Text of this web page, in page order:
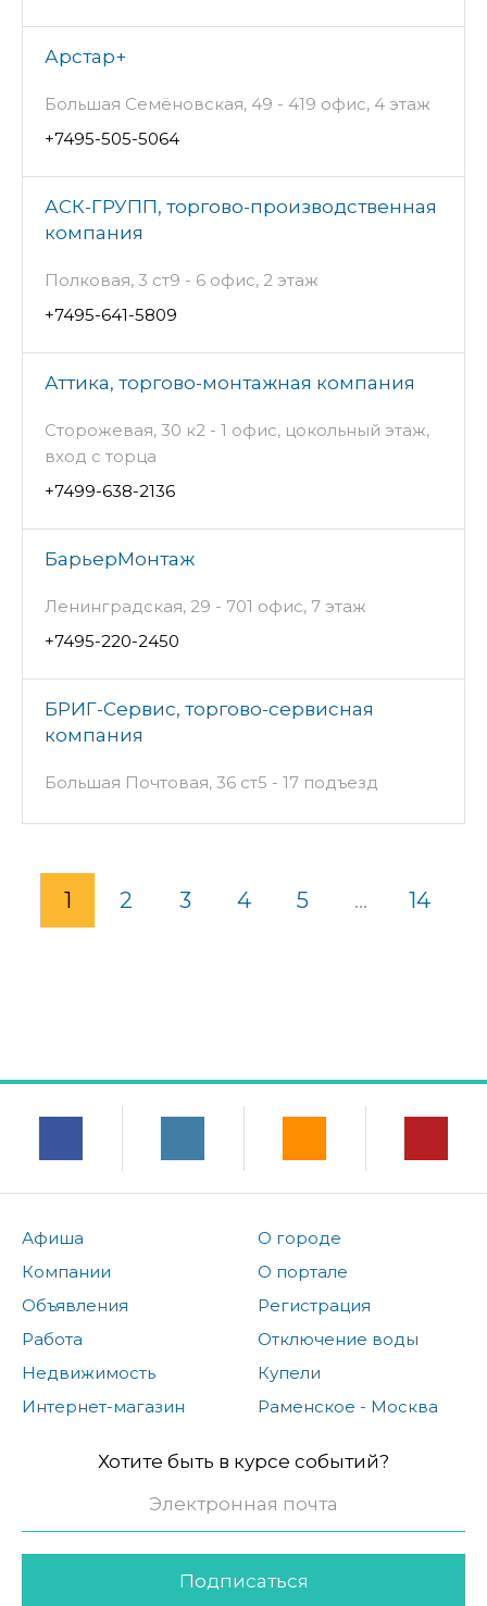
Арстар+
Большая Семёновская, 49 - 419 офис, 4 этаж
+7495-505-5064
АСК-ГРУПП, торгово-производственная
компания
Полковая, 3 ст9 - 6 офис, 2 этаж
+7495-641-5809
Аттика, торгово-монтажная компания
Сторожевая, 30 к2 - 1 офис, цокольный этаж,
вход с торца
+7499-638-2136
БарьерМонтаж
Ленинградская, 29 - 701 офис, 7 этаж
+7495-220-2450
БРИГ-Сервис, торгово-сервисная
компания
Большая Почтовая, 36 ст5 - 17 подъезд
1 2 3 4 5 ... 14
Афиша
Компании
Объявления
Работа
Недвижимость
Интернет-магазин
О городе
О портале
Регистрация
Отключение воды
Купели
Раменское - Москва
Хотите быть в курсе событий?
Подписаться